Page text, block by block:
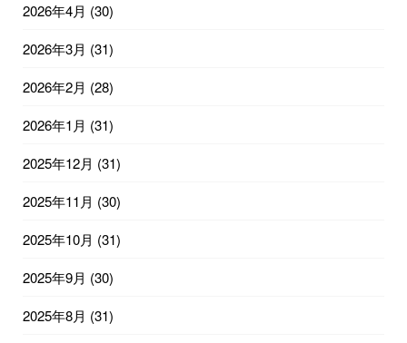
2026年4月 (30)
2026年3月 (31)
2026年2月 (28)
2026年1月 (31)
2025年12月 (31)
2025年11月 (30)
2025年10月 (31)
2025年9月 (30)
2025年8月 (31)